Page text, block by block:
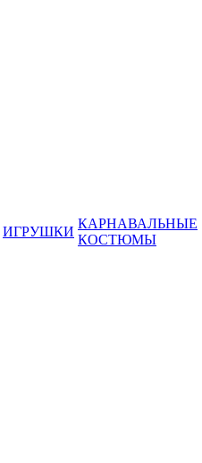
ИГРУШКИ
КАРНАВАЛЬНЫЕ
КОСТЮМЫ